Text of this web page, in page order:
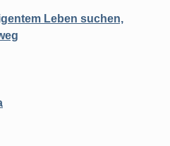
Leben suchen,